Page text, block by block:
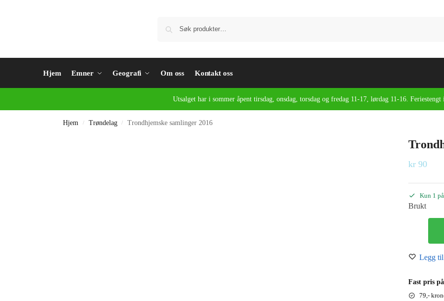
Hjem Emner Geografi Om oss Kontakt oss
Utsalget har i sommer åpent tirsdag, onsdag, torsdag og fredag 11-17, lørdag 11-16.
Hjem / Trøndelag / Trondhjemske samlinger 2016
kr 90
Kun 1
Brukt
Legg
Fast pris
79,-